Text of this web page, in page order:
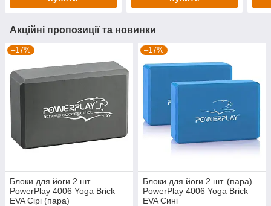
Акційні пропозиції та новинки
–17%
Блоки для йоги 2 шт.
PowerPlay 4006 Yoga Brick
EVA Сірі (пара)
–17%
Блоки для йоги 2 шт. (пара)
PowerPlay 4006 Yoga Brick
EVA Сині